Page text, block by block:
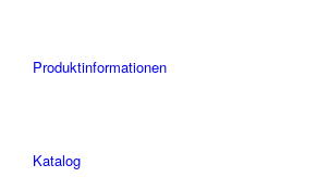
Produktinformationen
Katalog